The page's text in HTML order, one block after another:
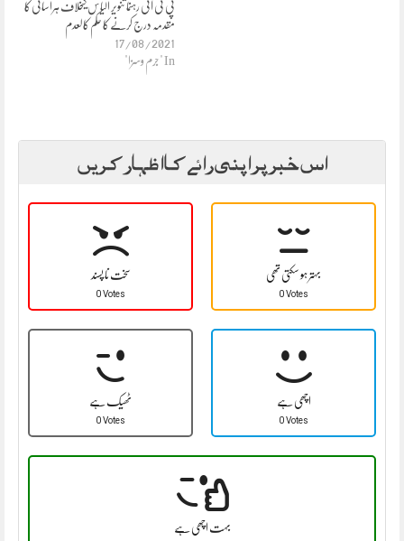
پی ٹی آئی رہنما تنویر الیاس کیخلاف ہراسانی کا
مقدمہ درج کرنے کا حکم کالعدم
17/08/2021
In "جرم وسزا"
اس خبر پر اپنی رائے کا اظہار کریں
سخت نا پسند
0 Votes
بہتر ہو سکتی تھی
0 Votes
ٹھیک ہے
0 Votes
اچھی ہے
0 Votes
بہت اچھی ہے